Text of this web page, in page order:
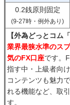
0.2銭原則固定
(9-27時・例外あり)
【外為どっとコム
業界最狭水準のス
気のFX口座です。
指す中・上級者向
コンテンツも魅力
れる機能など、取
す。